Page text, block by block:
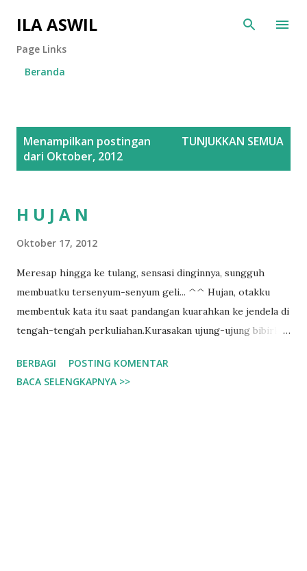
Langsung ke konten utama
ILA ASWIL
Page Links
Beranda
Menampilkan postingan
dari Oktober, 2012
TUNJUKKAN SEMUA
H U J A N
Oktober 17, 2012
Meresap hingga ke tulang, sensasi dinginnya, sungguh
membuatku tersenyum-senyum geli... ^^ Hujan, otakku
membentuk kata itu saat pandangan kuarahkan ke jendela di
tengah-tengah perkuliahan.Kurasakan ujung-ujung bibirku
bertemu.
BERBAGI
POSTING KOMENTAR
BACA SELENGKAPNYA >>